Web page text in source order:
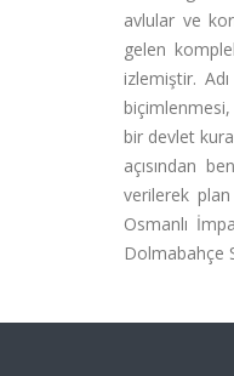
avlular ve
gelen
izlemiştir.
bir devlet
açısından
verilerek plan
Osmanlı
Dolmabahçe